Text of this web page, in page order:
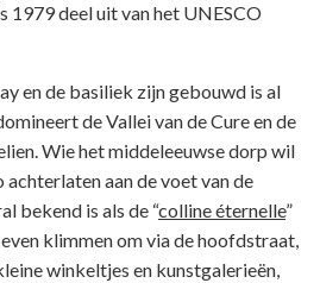
1979 deel uit van het UNESCO
en de basiliek zijn gebouwd is al
de Vallei van de Cure en de
Wie het middeleeuwse dorp wil
achterlaten aan de voet van de
bekend is als de “colline éternelle”
klimmen om via de hoofdstraat,
winkeltjes en kunstgalerieën,